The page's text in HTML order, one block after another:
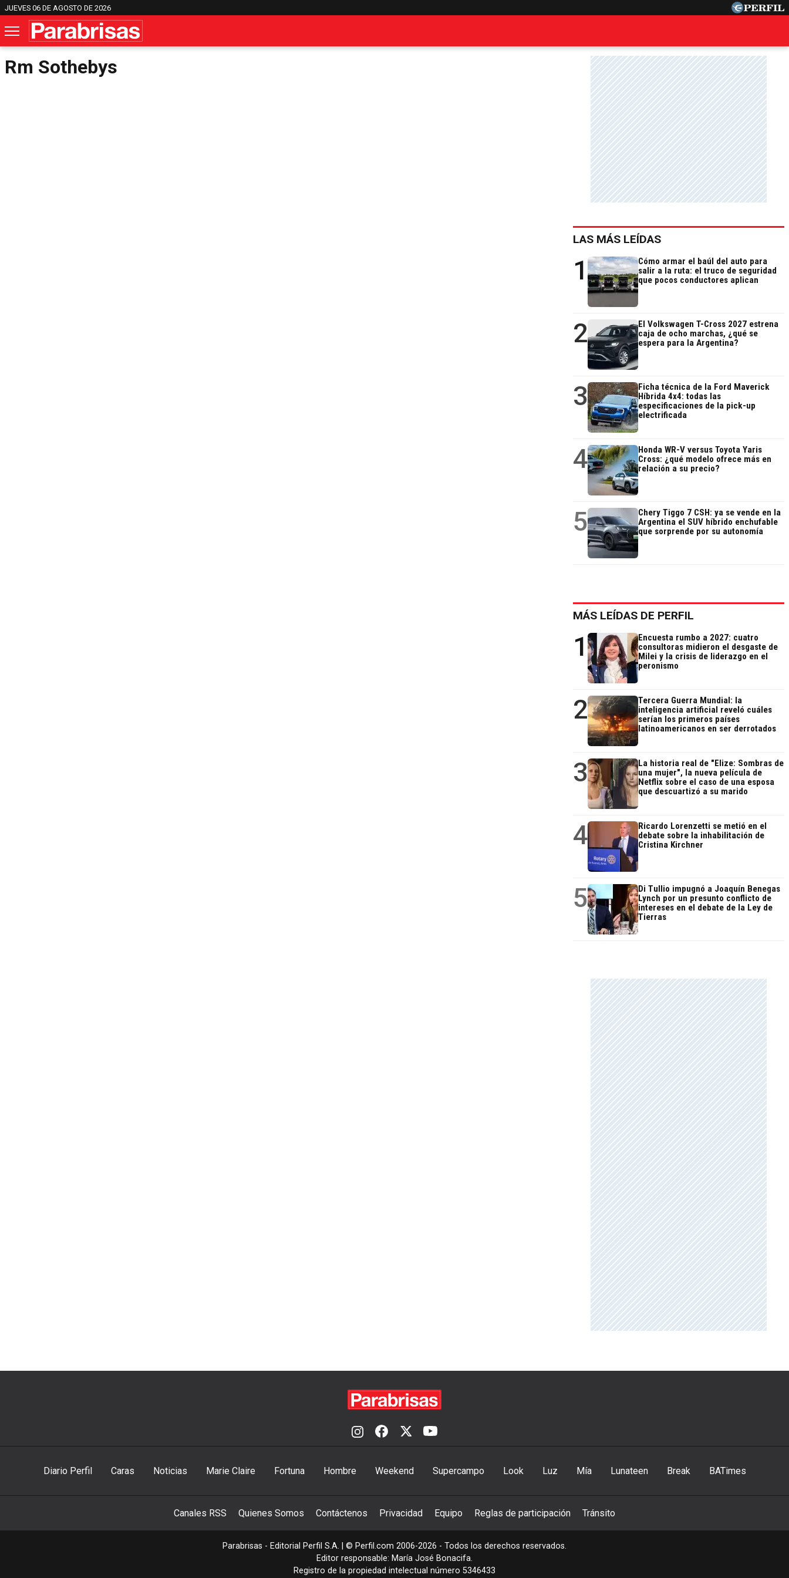
JUEVES 06 DE AGOSTO DE 2026
Rm Sothebys
LAS MÁS LEÍDAS
1
Cómo armar el baúl del auto para
salir a la ruta: el truco de seguridad
que pocos conductores aplican
2
El Volkswagen T-Cross 2027 estrena
caja de ocho marchas, ¿qué se
espera para la Argentina?
3
Ficha técnica de la Ford Maverick
Híbrida 4x4: todas las
especificaciones de la pick-up
electrificada
4
Honda WR-V versus Toyota Yaris
Cross: ¿qué modelo ofrece más en
relación a su precio?
5
Chery Tiggo 7 CSH: ya se vende en la
Argentina el SUV híbrido enchufable
que sorprende por su autonomía
MÁS LEÍDAS DE PERFIL
1
Encuesta rumbo a 2027: cuatro
consultoras midieron el desgaste de
Milei y la crisis de liderazgo en el
peronismo
2
Tercera Guerra Mundial: la
inteligencia artificial reveló cuáles
serían los primeros países
latinoamericanos en ser derrotados
3
La historia real de "Elize: Sombras de
una mujer", la nueva película de
Netflix sobre el caso de una esposa
que descuartizó a su marido
4
Ricardo Lorenzetti se metió en el
debate sobre la inhabilitación de
Cristina Kirchner
5
Di Tullio impugnó a Joaquín Benegas
Lynch por un presunto conflicto de
intereses en el debate de la Ley de
Tierras
Diario Perfil Caras Noticias Marie Claire Fortuna Hombre Weekend Supercampo Look Luz Mía Lunateen Break BATimes
Canales RSS Quienes Somos Contáctenos Privacidad Equipo Reglas de participación Tránsito
Parabrisas - Editorial Perfil S.A. | © Perfil.com 2006-2026 - Todos los derechos reservados.
Editor responsable: María José Bonacifa.
Registro de la propiedad intelectual número 5346433